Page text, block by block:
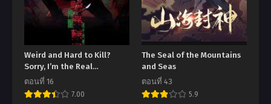
Weird and Hard to Kill?
Sorry, I’m the Real
Immortal
ตอนที่ 16
7.00
The Seal of the Mountains
and Seas
ตอนที่ 43
5.9